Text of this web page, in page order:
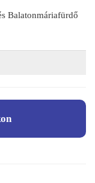
Balatonmáriafürdő